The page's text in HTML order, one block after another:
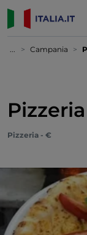
... Campania
Pizzeria - €